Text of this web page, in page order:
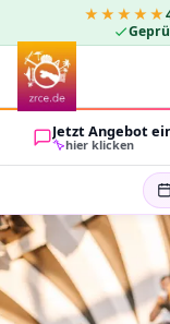
★★★★★
Jetzt Angebot
hier klicken
GÄSTE